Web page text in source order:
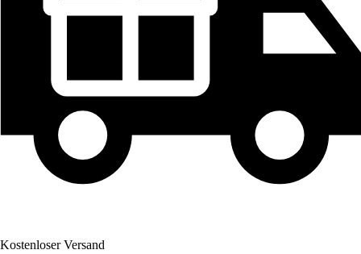
Kostenloser Versand